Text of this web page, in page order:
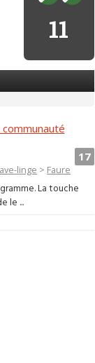
11
17
linge > Faure
La touche
le ...